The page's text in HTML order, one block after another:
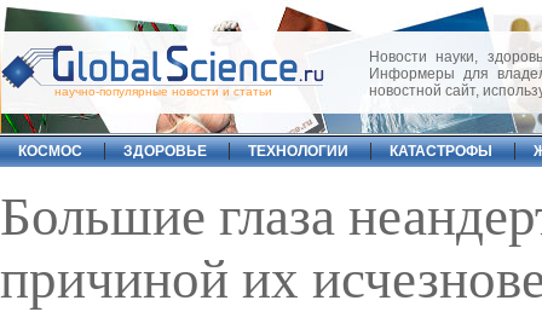
научно-популярные новости и статьи
Новости науки,
Информеры для
новостной сайт,
КОСМОС ЗДОРОВЬЕ ТЕХНОЛОГИИ КАТАСТРОФЫ
Большие глаза
причиной их